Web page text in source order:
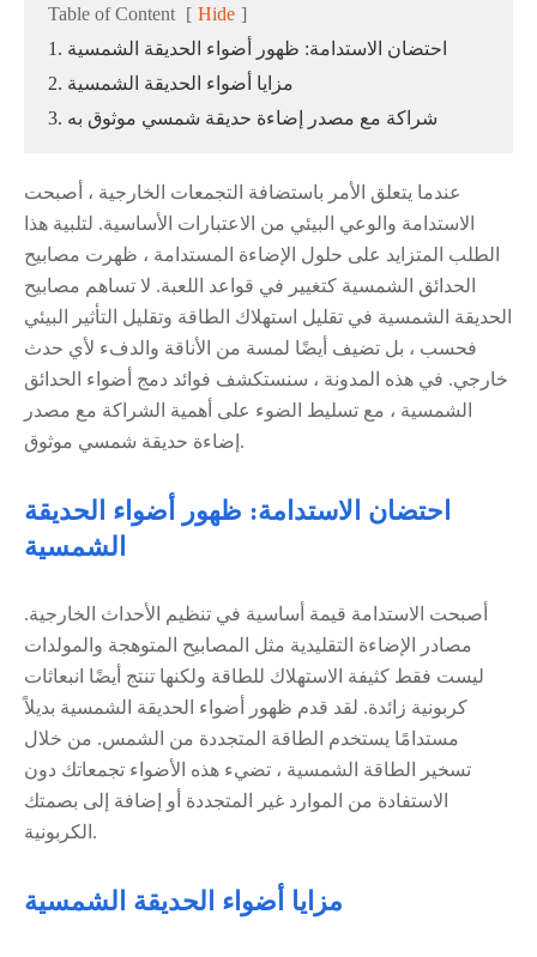
Table of Content [ Hide ]
1. احتضان الاستدامة: ظهور أضواء الحديقة الشمسية
2. مزايا أضواء الحديقة الشمسية
3. شراكة مع مصدر إضاءة حديقة شمسي موثوق به
عندما يتعلق الأمر باستضافة التجمعات الخارجية ، أصبحت
الاستدامة والوعي البيئي من الاعتبارات الأساسية. لتلبية هذا
الطلب المتزايد على حلول الإضاءة المستدامة ، ظهرت مصابيح
الحدائق الشمسية كتغيير في قواعد اللعبة. لا تساهم مصابيح
الحديقة الشمسية في تقليل استهلاك الطاقة وتقليل التأثير البيئي
فحسب ، بل تضيف أيضًا لمسة من الأناقة والدفء لأي حدث
خارجي. في هذه المدونة ، سنستكشف فوائد دمج أضواء الحدائق
الشمسية ، مع تسليط الضوء على أهمية الشراكة مع مصدر
إضاءة حديقة شمسي موثوق.
احتضان الاستدامة: ظهور أضواء الحديقة
الشمسية
أصبحت الاستدامة قيمة أساسية في تنظيم الأحداث الخارجية.
مصادر الإضاءة التقليدية مثل المصابيح المتوهجة والمولدات
ليست فقط كثيفة الاستهلاك للطاقة ولكنها تنتج أيضًا انبعاثات
كربونية زائدة. لقد قدم ظهور أضواء الحديقة الشمسية بديلاً
مستدامًا يستخدم الطاقة المتجددة من الشمس. من خلال
تسخير الطاقة الشمسية ، تضيء هذه الأضواء تجمعاتك دون
الاستفادة من الموارد غير المتجددة أو إضافة إلى بصمتك
الكربونية.
مزايا أضواء الحديقة الشمسية